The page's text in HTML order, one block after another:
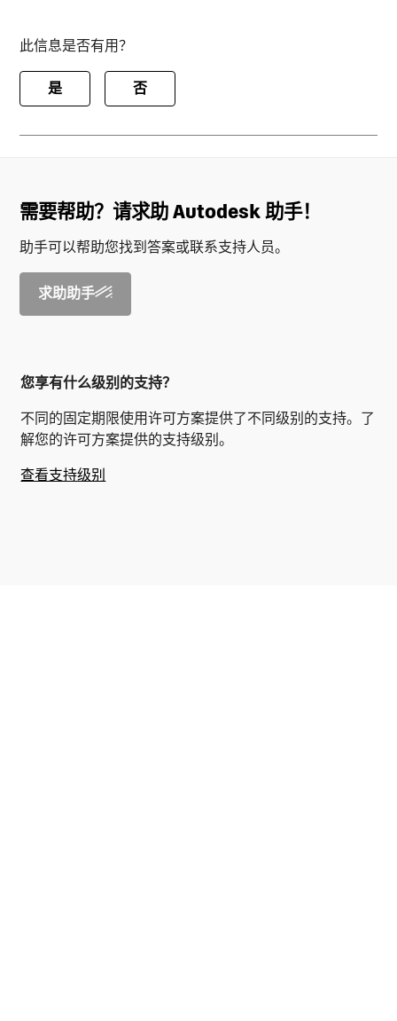
此信息是否有用？
是 否
需要帮助？请求助 Autodesk 助手！
助手可以帮助您找到答案或联系支持人员。
求助助手
您享有什么级别的支持？
不同的固定期限使用许可方案提供了不同级别的支持。了
解您的许可方案提供的支持级别。
查看支持级别